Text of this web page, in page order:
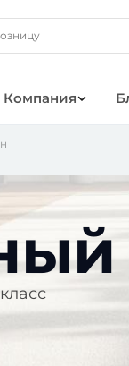
Компания